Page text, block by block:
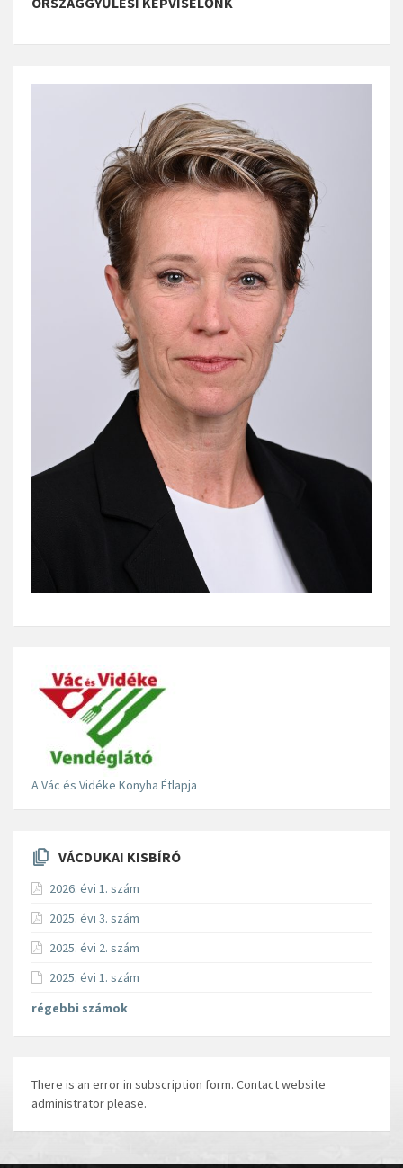
A Vác és Vidéke Konyha Étlapja
VÁCDUKAI KISBÍRÓ
2026. évi 1. szám
2025. évi 3. szám
2025. évi 2. szám
2025. évi 1. szám
régebbi számok
There is an error in subscription form. Contact website
administrator please.